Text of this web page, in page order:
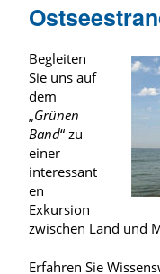
Begleiten
Sie uns auf
dem
„Grünen
Band“ zu
einer
interessant
en
Exkursion
zwischen Land und
Erfahren Sie